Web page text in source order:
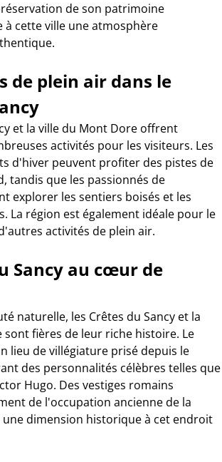
de son patrimoine
cette ville une atmosphère
de plein air dans le
et la ville du Mont Dore offrent
activités pour les visiteurs. Les
d'hiver peuvent profiter des pistes de
tandis que les passionnés de
explorer les sentiers boisés et les
La région est également idéale pour le
activités de plein air.
Sancy au cœur de
naturelle, les Crêtes du Sancy et la
fières de leur riche histoire. Le
lieu de villégiature prisé depuis le
des personnalités célèbres telles que
Hugo. Des vestiges romains
de l'occupation ancienne de la
dimension historique à cet endroit